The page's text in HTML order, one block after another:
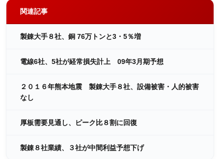
関連記事
製錬大手８社、銅 76万トンと3・5％増
電線6社、5社が経常損失計上 09年3月期予想
２０１６年熊本地震 製錬大手８社、設備被害・人的被害
なし
厚板需要見通し、ピーク比８割に回復
製錬８社業績、３社が中間利益予想下げ